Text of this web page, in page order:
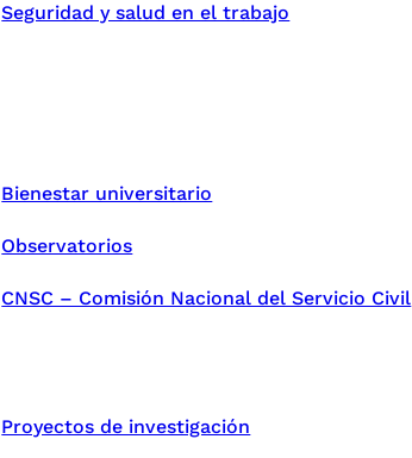
Seguridad y salud en el trabajo
Bienestar universitario
Observatorios
CNSC – Comisión Nacional del Servicio Civil
Proyectos de investigación